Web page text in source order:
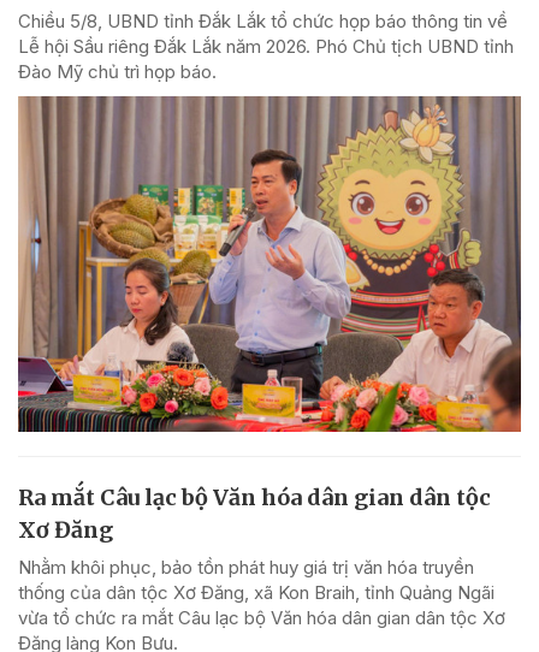
Chiều 5/8, UBND tỉnh Đắk Lắk tổ chức họp báo thông tin về
Lễ hội Sầu riêng Đắk Lắk năm 2026. Phó Chủ tịch UBND tỉnh
Đào Mỹ chủ trì họp báo.
Ra mắt Câu lạc bộ Văn hóa dân gian dân tộc
Xơ Đăng
Nhằm khôi phục, bảo tồn phát huy giá trị văn hóa truyền
thống của dân tộc Xơ Đăng, xã Kon Braih, tỉnh Quảng Ngãi
vừa tổ chức ra mắt Câu lạc bộ Văn hóa dân gian dân tộc Xơ
Đăng làng Kon Bưu.